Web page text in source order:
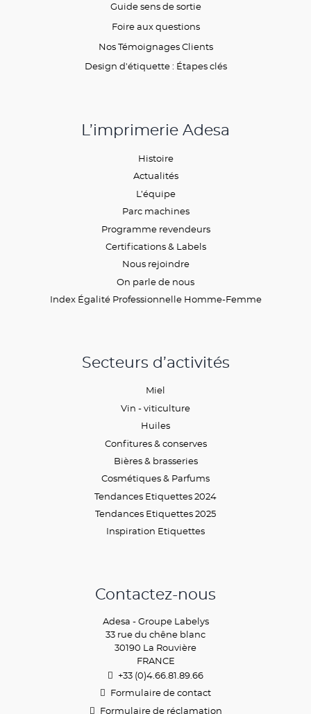
Guide sens de sortie
Foire aux questions
Nos Témoignages Clients
Design d'étiquette : Étapes clés
L’imprimerie Adesa
Histoire
Actualités
L’équipe
Parc machines
Programme revendeurs
Certifications & Labels
Nous rejoindre
On parle de nous
Index Égalité Professionnelle Homme-Femme
Secteurs d’activités
Miel
Vin - viticulture
Huiles
Confitures & conserves
Bières & brasseries
Cosmétiques & Parfums
Tendances Etiquettes 2024
Tendances Etiquettes 2025
Inspiration Etiquettes
Contactez-nous
Adesa - Groupe Labelys
33 rue du chêne blanc
30190 La Rouvière
FRANCE
+33 (0)4.66.81.89.66
Formulaire de contact
Formulaire de réclamation